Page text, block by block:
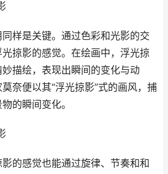
样是关键。通过色彩和光影的交
掠影的感觉。在绘画中，浮光掠
描绘，表现出瞬间的变化与动
奈便以其“浮光掠影”式的画风，捕
的瞬间变化。
的感觉也能通过旋律、节奏和和